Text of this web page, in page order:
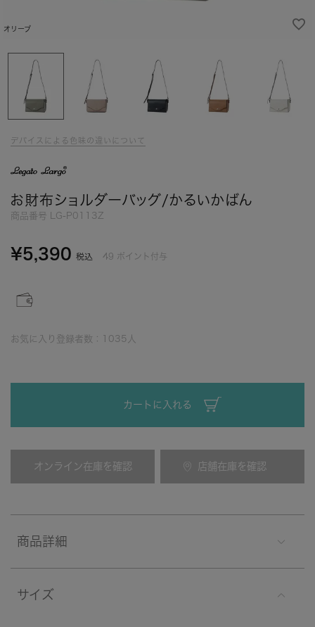
オリーブ
デバイスによる色味の違いについて
お財布ショルダーバッグ/かるいかばん
商品番号 LG-P0113Z
¥5,390 税込 49 ポイント付与
お気に入り登録者数： 1035 人
カートに入れる
オンライン在庫を確認 店舗在庫を確認
商品詳細
サイズ